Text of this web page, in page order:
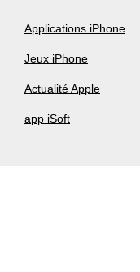
Applications iPhone
Jeux iPhone
Actualité Apple
app iSoft